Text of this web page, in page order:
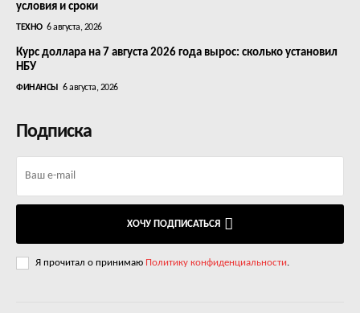
условия и сроки
ТЕХНО 6 августа, 2026
Курс доллара на 7 августа 2026 года вырос: сколько установил
НБУ
ФИНАНСЫ 6 августа, 2026
Подписка
ХОЧУ ПОДПИСАТЬСЯ
Я прочитал о принимаю Политику конфиденциальности.